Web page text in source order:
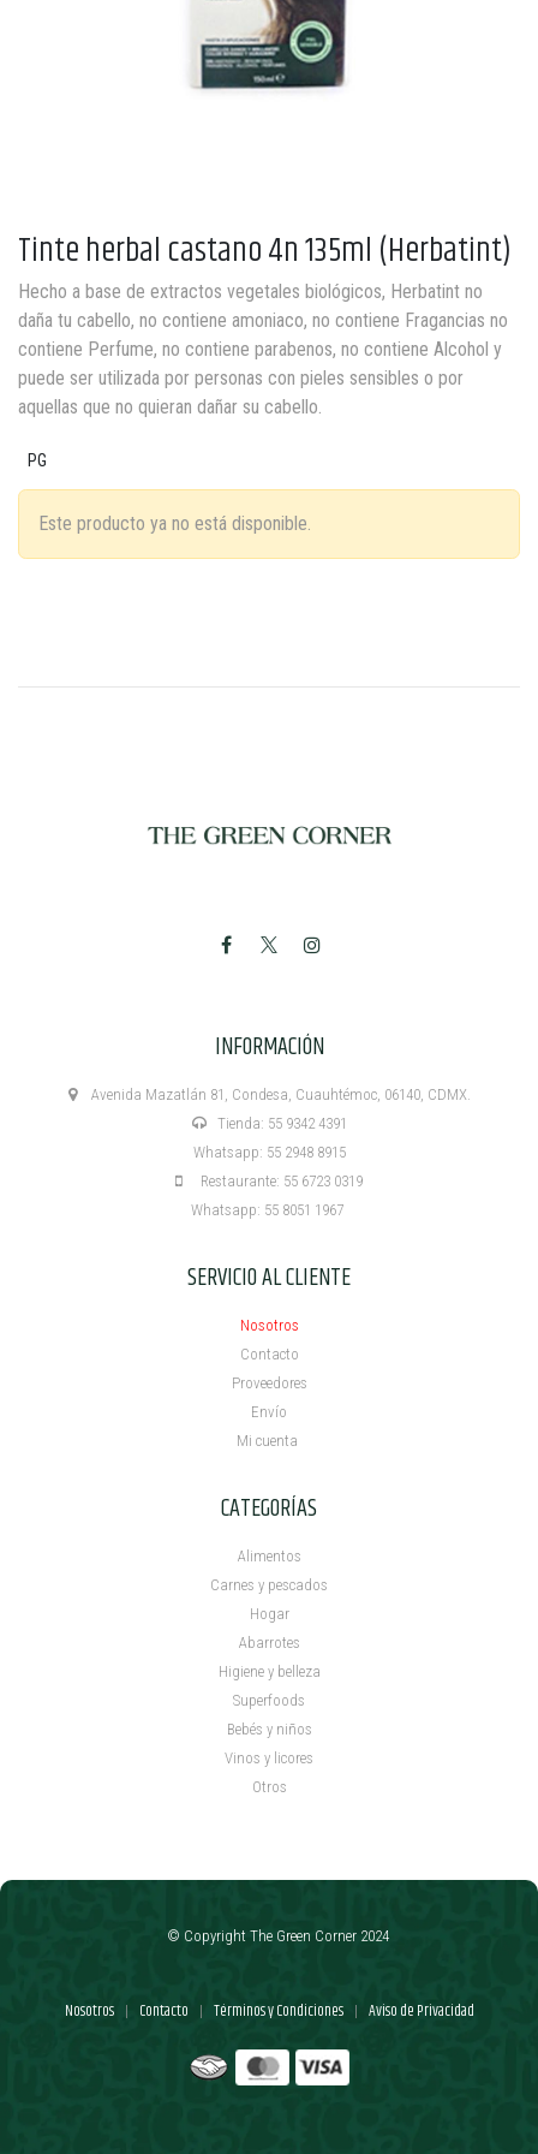
Tinte herbal castano 4n 135ml (Herbatint)
Hecho a base de extractos vegetales biológicos, Herbatint no
daña tu cabello, no contiene amoniaco, no contiene Fragancias no
contiene Perfume, no contiene parabenos, no contiene Alcohol y
puede ser utilizada por personas con pieles sensibles o por
aquellas que no quieran dañar su cabello.
PG
Este producto ya no está disponible.
INFORMACIÓN
Avenida Mazatlán 81, Condesa, Cuauhtémoc, 06140, CDMX.
Tienda: 55 9342 4391
Whatsapp: 55 2948 8915
Restaurante: 55 6723 0319
Whatsapp: 55 8051 1967
SERVICIO AL CLIENTE
Nosotros
Contacto
Proveedores
Envío
Mi cuenta ​
CATEGORÍAS
Alimentos
Carnes y pescados
Hogar
Abarrotes
Higiene y belleza
Superfoods
Bebés y niños
Vinos y licores
Otros
Nosotros | Contacto | Términos y Condiciones | Aviso de Privacidad
© Copyright The Green Corner 2024